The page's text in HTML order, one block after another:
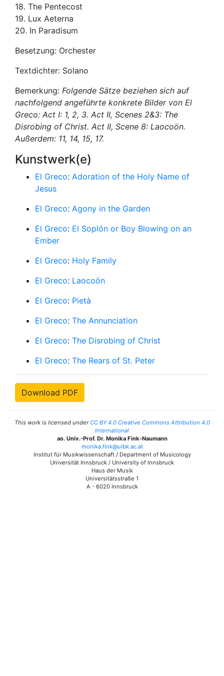
18. The Pentecost
19. Lux Aeterna
20. In Paradisum
Besetzung: Orchester
Textdichter: Solano
Bemerkung: Folgende Sätze beziehen sich auf
nachfolgend angeführte konkrete Bilder von El
Greco: Act I: 1, 2, 3. Act II, Scenes 2&3: The
Disrobing of Christ. Act II, Scene 8: Laocoön.
Außerdem: 11, 14, 15, 17.
Kunstwerk(e)
El Greco: Adoration of the Holy Name of
Jesus
El Greco: Agony in the Garden
El Greco: El Soplón or Boy Blowing on an
Ember
El Greco: Holy Family
El Greco: Laocoön
El Greco: Pietà
El Greco: The Annunciation
El Greco: The Disrobing of Christ
El Greco: The Rears of St. Peter
Download PDF
This work is licensed underCC BY 4.0 Creative Commons Attribution 4.0
International
ao. Univ.-Prof. Dr. Monika Fink-Naumann
monika.fink@uibk.ac.at
Institut für Musikwissenschaft / Department of Musicology
Universität Innsbruck / University of Innsbruck
Haus der Musik
Universitätsstraße 1
A - 6020 Innsbruck